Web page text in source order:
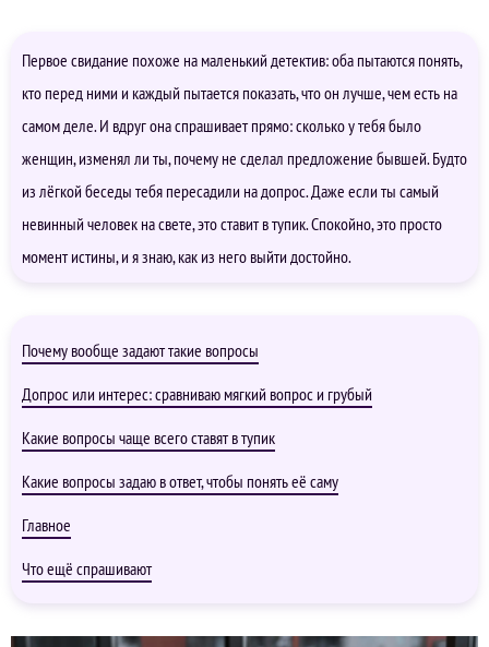
Первое свидание похоже на маленький детектив: оба пытаются понять,
кто перед ними и каждый пытается показать, что он лучше, чем есть на
самом деле. И вдруг она спрашивает прямо: сколько у тебя было
женщин, изменял ли ты, почему не сделал предложение бывшей. Будто
из лёгкой беседы тебя пересадили на допрос. Даже если ты самый
невинный человек на свете, это ставит в тупик. Спокойно, это просто
момент истины, и я знаю, как из него выйти достойно.
Почему вообще задают такие вопросы
Допрос или интерес: сравниваю мягкий вопрос и грубый
Какие вопросы чаще всего ставят в тупик
Какие вопросы задаю в ответ, чтобы понять её саму
Главное
Что ещё спрашивают